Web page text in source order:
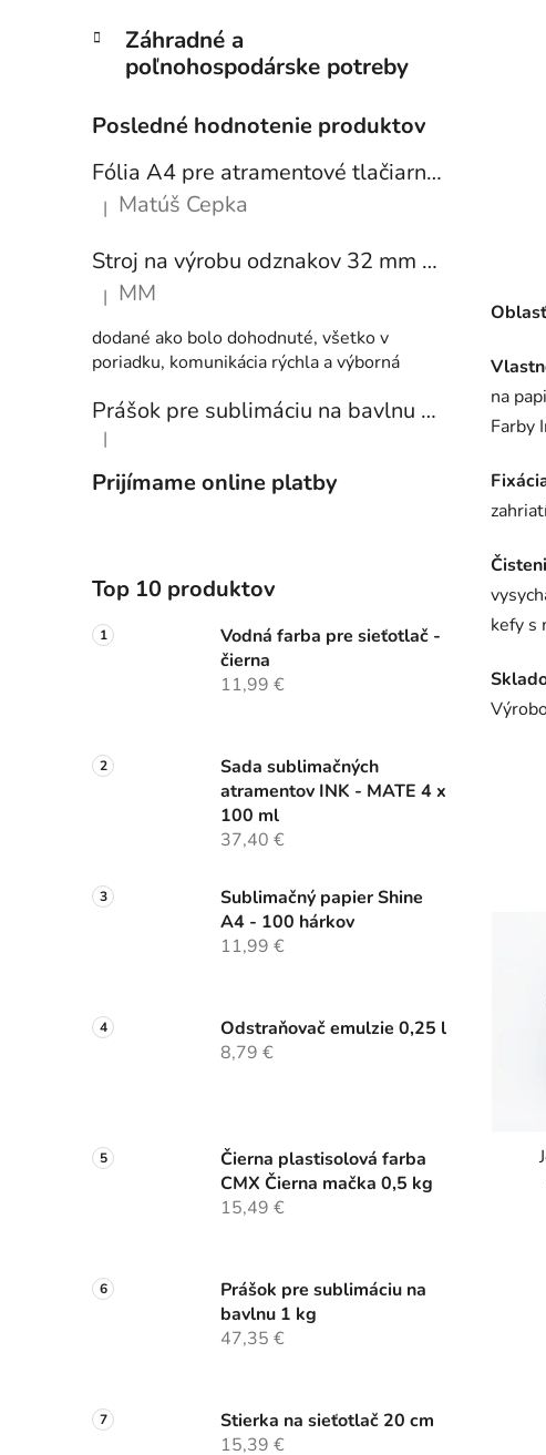
Záhradné a
poľnohospodárske potreby
Posledné hodnotenie produktov
Fólia A4 pre atramentové tlačiarne - sada 10 ks
Hodnotenie produktu je 5 z 5 hviezdičiek.
| Matúš Cepka
Stroj na výrobu odznakov 32 mm a 58 mm + 250 ks odznakov
Hodnotenie produktu je 5 z 5 hviezdičiek.
| MM
dodané ako bolo dohodnuté, všetko v
poriadku, komunikácia rýchla a výborná
Prášok pre sublimáciu na bavlnu 1 kg
Hodnotenie produktu je 5 z 5 hviezdičiek.
|
Prijímame online platby
Top 10 produktov
Vodná farba pre sieťotlač -
čierna
11,99 €
Sada sublimačných
atramentov INK - MATE 4 x
100 ml
37,40 €
Sublimačný papier Shine
A4 - 100 hárkov
11,99 €
Odstraňovač emulzie 0,25 l
8,79 €
Čierna plastisolová farba
CMX Čierna mačka 0,5 kg
15,49 €
Prášok pre sublimáciu na
bavlnu 1 kg
47,35 €
Stierka na sieťotlač 20 cm
15,39 €
na
Farby
kefy s